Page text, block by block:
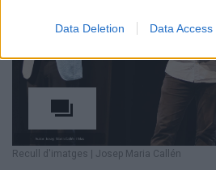
Data Deletion Data Access
Recull d'imatges | Josep Maria Callén